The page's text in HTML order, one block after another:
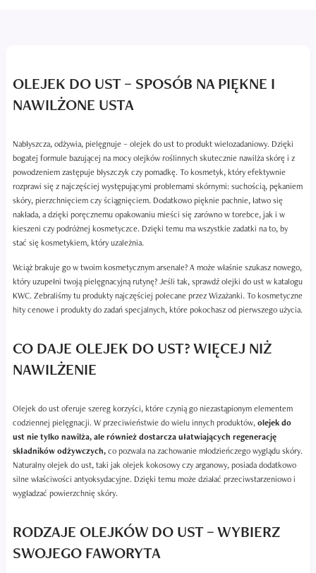
OLEJEK DO UST – SPOSÓB NA PIĘKNE I
NAWILŻONE USTA
Nabłyszcza, odżywia, pielęgnuje – olejek do ust to produkt wielozadaniowy. Dzięki
bogatej formule bazującej na mocy olejków roślinnych skutecznie nawilża skórę i z
powodzeniem zastępuje błyszczyk czy pomadkę. To kosmetyk, który efektywnie
rozprawi się z najczęściej występującymi problemami skórnymi: suchością, pękaniem
skóry, pierzchnięciem czy ściągnięciem. Dodatkowo pięknie pachnie, łatwo się
nakłada, a dzięki poręcznemu opakowaniu mieści się zarówno w torebce, jak i w
kieszeni czy podróżnej kosmetyczce. Dzięki temu ma wszystkie zadatki na to, by
stać się kosmetykiem, który uzależnia.
Wciąż brakuje go w twoim kosmetycznym arsenale? A może właśnie szukasz nowego,
który uzupełni twoją pielęgnacyjną rutynę? Jeśli tak, sprawdź olejki do ust w katalogu
KWC. Zebraliśmy tu produkty najczęściej polecane przez Wizażanki. To kosmetyczne
hity cenowe i produkty do zadań specjalnych, które pokochasz od pierwszego użycia.
CO DAJE OLEJEK DO UST? WIĘCEJ NIŻ
NAWILŻENIE
Olejek do ust oferuje szereg korzyści, które czynią go niezastąpionym elementem
codziennej pielęgnacji. W przeciwieństwie do wielu innych produktów,olejek do
ust nie tylko nawilża, ale również dostarcza ułatwiających regenerację
składników odżywczych,co pozwala na zachowanie młodzieńczego wyglądu skóry.
Naturalny olejek do ust, taki jak olejek kokosowy czy arganowy, posiada dodatkowo
silne właściwości antyoksydacyjne. Dzięki temu może działać przeciwstarzeniowo i
wygładzać powierzchnię skóry.
RODZAJE OLEJKÓW DO UST – WYBIERZ
SWOJEGO FAWORYTA